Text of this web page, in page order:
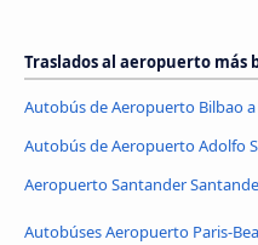
Traslados al aeropuerto más
Autobús de Aeropuerto Bilbao
Autobús de Aeropuerto Adolfo
Aeropuerto Santander
Autobúses Aeropuerto Paris-